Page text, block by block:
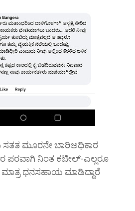
ಮೂರನೇ ಬಾರಿಅಧಿಕಾರ
ಪರವಾಗಿ ನಿಂತ ಕಟೀಲ್-ಎಲ್ಲರೂ
ಧನಸಹಾಯ ಮಾಡಿದ್ದಾರೆ